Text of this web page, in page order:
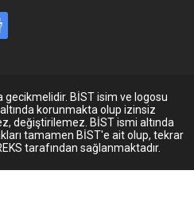
gecikmelidir. BİST isim ve logosu
korunmakta olup izinsiz
değiştirilemez. BİST ismi altında
tamamen BİST'e ait olup, tekrar
tarafından sağlanmaktadır.